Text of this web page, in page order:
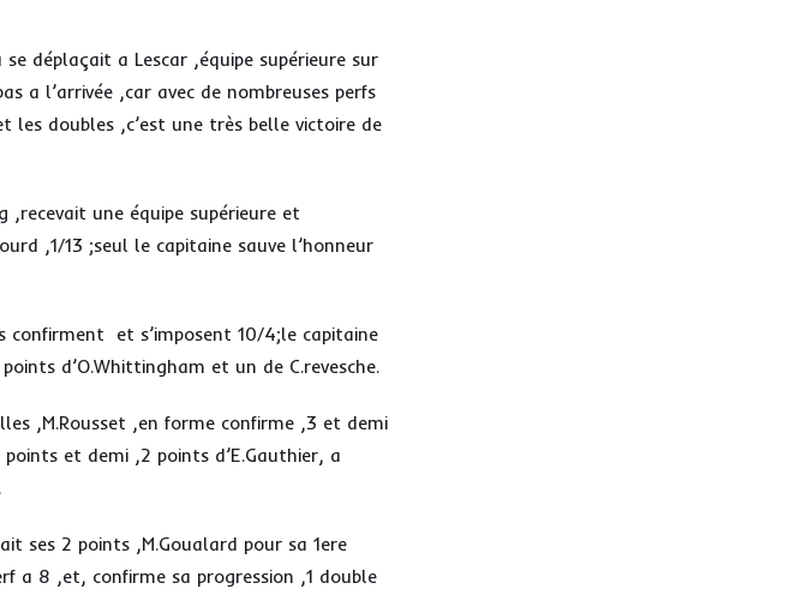
se déplaçait a Lescar ,équipe supérieure sur
a l’arrivée ,car avec de nombreuses perfs
les doubles ,c’est une très belle victoire de
,recevait une équipe supérieure et
,1/13 ;seul le capitaine sauve l’honneur
confirment et s’imposent 10/4;le capitaine
d’O.Whittingham et un de C.revesche.
,M.Rousset ,en forme confirme ,3 et demi
et demi ,2 points d’E.Gauthier, a
ses 2 points ,M.Goualard pour sa 1ere
a 8 ,et, confirme sa progression ,1 double